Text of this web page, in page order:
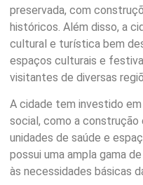
preservada, com
históricos. Além disso, a
cultural e turística bem
espaços culturais e
visitantes de diversas
A cidade tem investido
social, como a construção
unidades de saúde e
possui uma ampla gama
às necessidades básicas